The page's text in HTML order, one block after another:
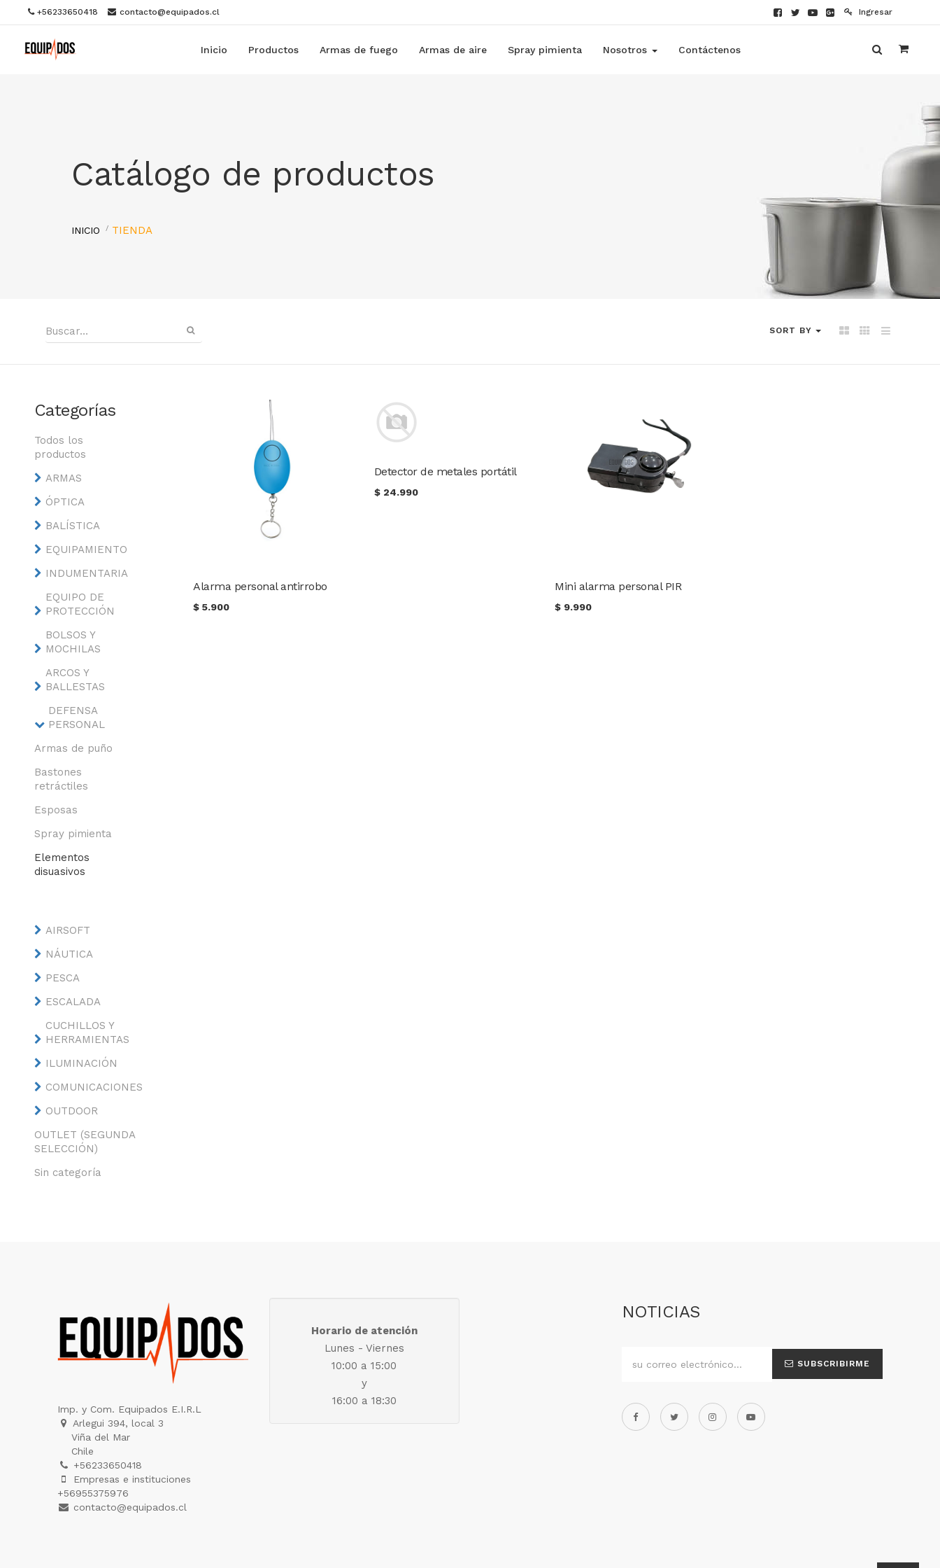
+56233650418 contacto@equipados.cl Ingresar
Inicio Productos Armas de fuego Armas de aire Spray pimienta Nosotros Contáctenos
Catálogo de productos
INICIO TIENDA
SORT BY
Categorías
Todos los
productos
ARMAS
ÓPTICA
BALÍSTICA
EQUIPAMIENTO
INDUMENTARIA
EQUIPO DE
PROTECCIÓN
BOLSOS Y
MOCHILAS
ARCOS Y
BALLESTAS
DEFENSA
PERSONAL
Armas de puño
Bastones
retráctiles
Esposas
Spray pimienta
Elementos
disuasivos
AIRSOFT
NÁUTICA
PESCA
ESCALADA
CUCHILLOS Y
HERRAMIENTAS
ILUMINACIÓN
COMUNICACIONES
OUTDOOR
OUTLET (SEGUNDA
SELECCIÓN)
Sin categoría
Alarma personal antirrobo
$5.900
Detector de metales portátil
$ 24.990
Mini alarma personal PIR
$ 9.990
Imp. y Com. Equipados E.I.R.L
Arlegui 394, local 3
Viña del Mar
Chile
+56233650418
Empresas e instituciones
+56955375976
contacto@equipados.cl
Horario de atención
Lunes - Viernes
10:00 a 15:00
y
16:00 a 18:30
NOTICIAS
SUBSCRIBIRME